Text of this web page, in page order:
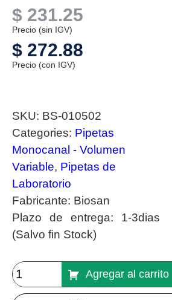
$ 231.25
Precio (sin IGV)
$ 272.88
Precio (con IGV)
SKU: BS-010502
Categories: Pipetas
Monocanal - Volumen
Variable, Pipetas de
Laboratorio
Fabricante: Biosan
Plazo de entrega: 1-3dias
(Salvo fin Stock)
Agregar al carrito